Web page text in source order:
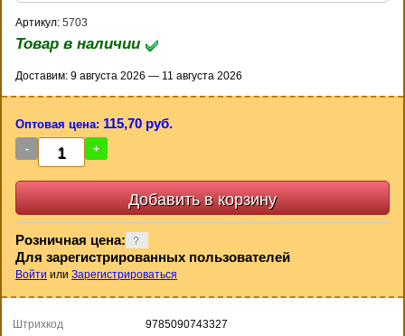
Артикул: 5703
Товар в наличии
Доставим: 9 августа 2026 — 11 августа 2026
Оптовая цена: 115,70 руб.
- +
Розничная цена:
Для зарегистрированных пользователей
Войти или Зарегистрироваться
Штрихкод
9785090743327